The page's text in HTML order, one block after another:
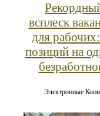
всплеск
для
позиций на
Электронные